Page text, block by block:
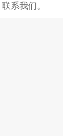
联系我们。